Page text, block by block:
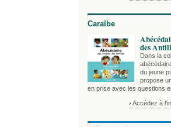
Caraïbe
des
Dans la
du jeune
propose
en prise avec les questions
› Accédez à